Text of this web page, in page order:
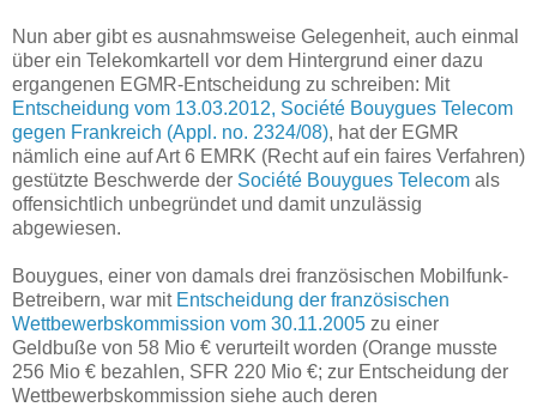
Nun aber gibt es ausnahmsweise Gelegenheit, auch einmal
über ein Telekomkartell vor dem Hintergrund einer dazu
ergangenen EGMR-Entscheidung zu schreiben: Mit
Entscheidung vom 13.03.2012, Société Bouygues Telecom
gegen Frankreich (Appl. no. 2324/08), hat der EGMR
nämlich eine auf Art 6 EMRK (Recht auf ein faires Verfahren)
gestützte Beschwerde der Société Bouygues Telecom als
offensichtlich unbegründet und damit unzulässig
abgewiesen.
Bouygues, einer von damals drei französischen Mobilfunk-
Betreibern, war mit Entscheidung der französischen
Wettbewerbskommission vom 30.11.2005 zu einer
Geldbuße von 58 Mio € verurteilt worden (Orange musste
256 Mio € bezahlen, SFR 220 Mio €; zur Entscheidung der
Wettbewerbskommission siehe auch deren